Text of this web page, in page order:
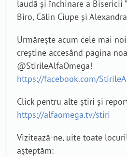
laudă și închinare a Bisericii
Biro, Călin Ciupe și
Urmărește acum cele mai
creștine accesând pagina
@StirileAlfaOmega!
https://facebook.com/
Click pentru alte știri și
https://alfaomega.tv/stiri
Vizitează-ne, uite toate
așteptăm: